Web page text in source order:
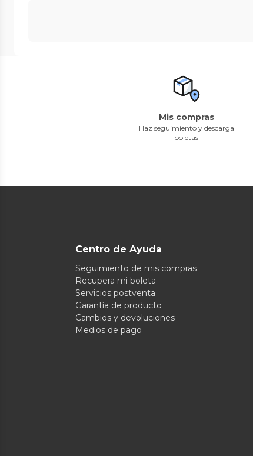
Mis compras
Haz seguimiento y descarga
boletas
Centro de Ayuda
Seguimiento de mis compras
Recupera mi boleta
Servicios postventa
Garantía de producto
Cambios y devoluciones
Medios de pago